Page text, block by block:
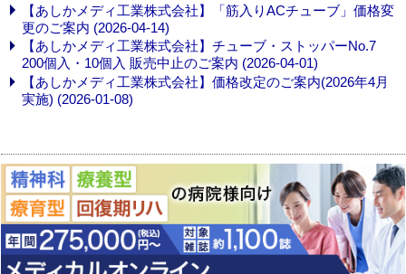
【あしかメディ工業株式会社】「筋入りACチューブ」価格変
更のご案内 (2026-04-14)
【あしかメディ工業株式会社】チューブ・ストッパーNo.7
200個入・10個入 販売中止のご案内 (2026-04-01)
【あしかメディ工業株式会社】価格改定のご案内(2026年4月
実施) (2026-01-08)